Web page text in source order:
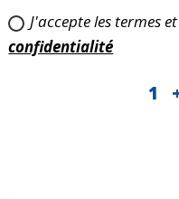
J'accepte les termes
confidentialité
1